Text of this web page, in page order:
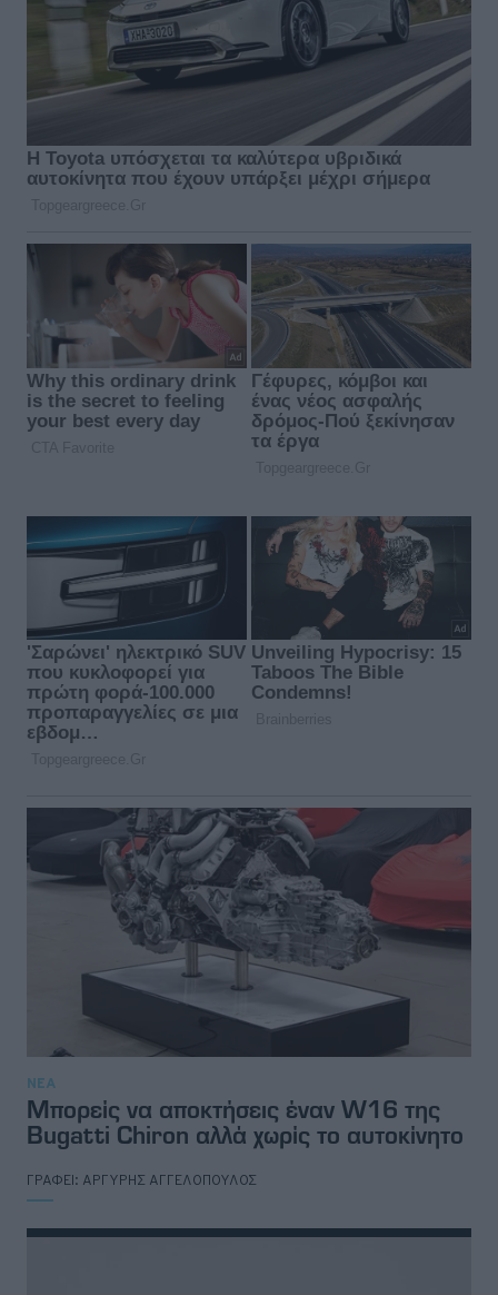
ΝΕΑ
Μπορείς να αποκτήσεις έναν W16 της
Bugatti Chiron αλλά χωρίς το αυτοκίνητο
ΓΡΑΦΕΙ: ΑΡΓΥΡΗΣ ΑΓΓΕΛΟΠΟΥΛΟΣ